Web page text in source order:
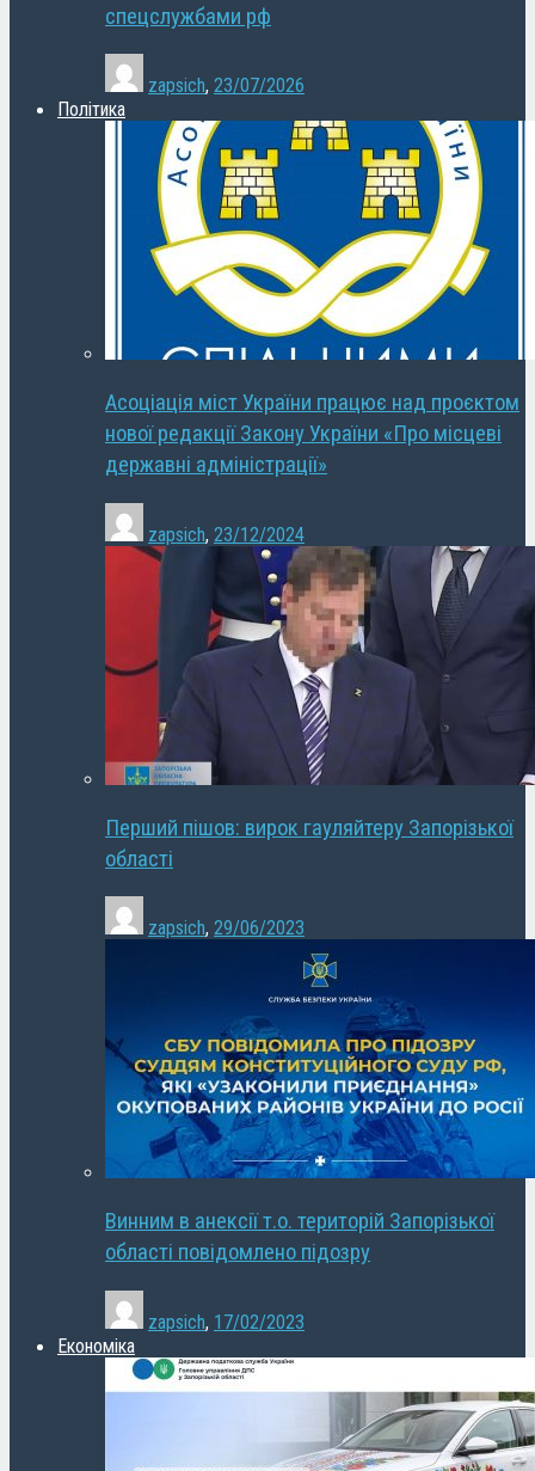
спецслужбами рф
zapsich, 23/07/2026
Політика
Асоціація міст України працює над проєктом
нової редакції Закону України «Про місцеві
державні адміністрації»
zapsich, 23/12/2024
Перший пішов: вирок гауляйтеру Запорізької
області
zapsich, 29/06/2023
Винним в анексії т.о. територій Запорізької
області повідомлено підозру
zapsich, 17/02/2023
Економіка